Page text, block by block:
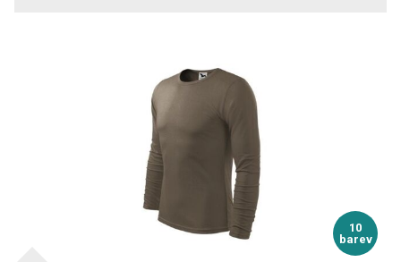
10
barev